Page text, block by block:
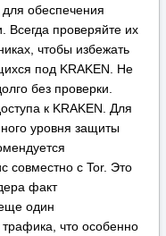
один
что особенно
к подобной
на KRAKEN. Перед
внимательно
завершенных
Надежные
долгую историю и
гарантов или